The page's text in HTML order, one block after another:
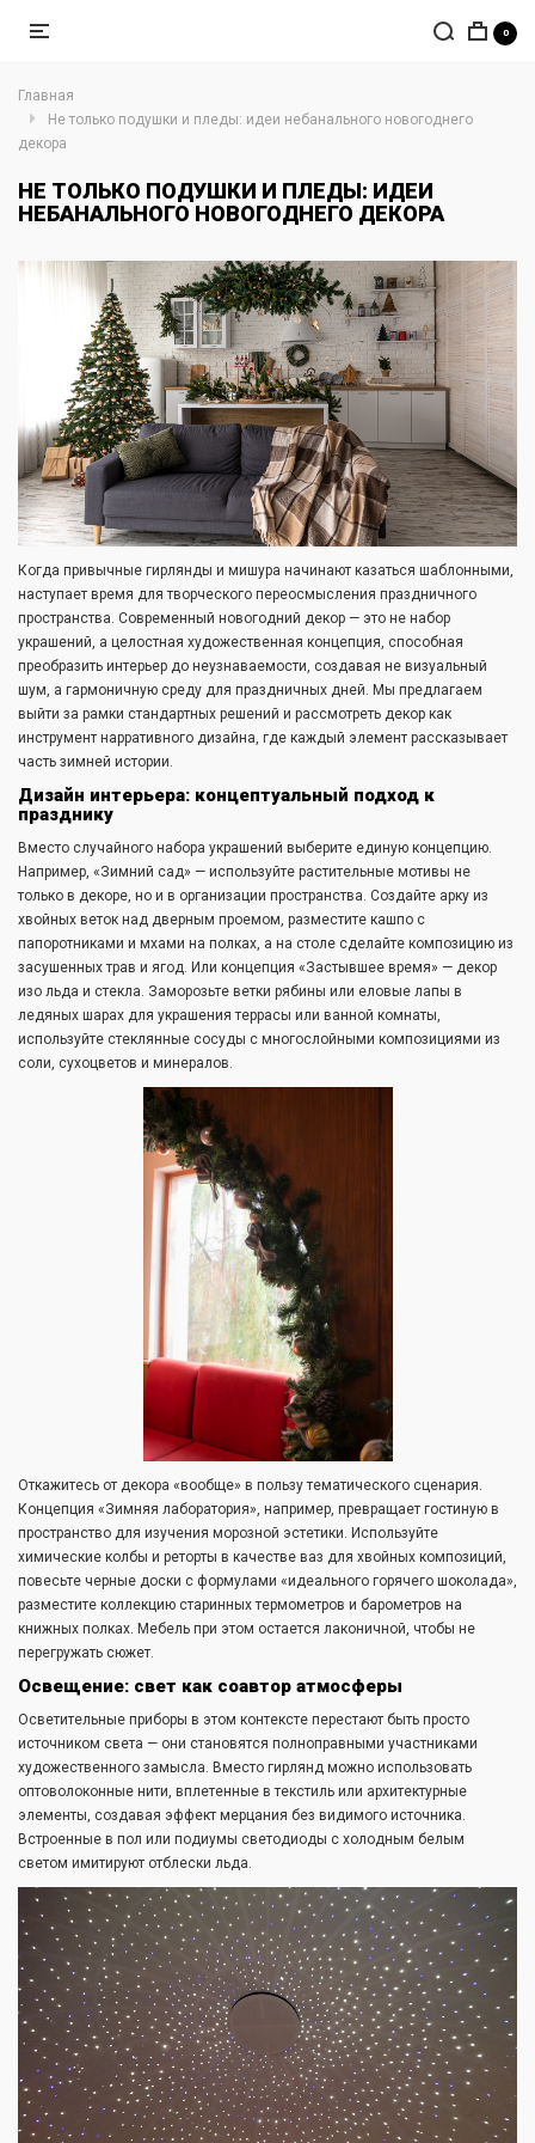
0
Главная
Не только подушки и пледы: идеи небанального новогоднего
декора
НЕ ТОЛЬКО ПОДУШКИ И ПЛЕДЫ: ИДЕИ
НЕБАНАЛЬНОГО НОВОГОДНЕГО ДЕКОРА
Когда привычные гирлянды и мишура начинают казаться шаблонными,
наступает время для творческого переосмысления праздничного
пространства. Современный новогодний декор — это не набор
украшений, а целостная художественная концепция, способная
преобразить интерьер до неузнаваемости, создавая не визуальный
шум, а гармоничную среду для праздничных дней. Мы предлагаем
выйти за рамки стандартных решений и рассмотреть декор как
инструмент нарративного дизайна, где каждый элемент рассказывает
часть зимней истории.
Дизайн интерьера: концептуальный подход к
празднику
Вместо случайного набора украшений выберите единую концепцию.
Например, «Зимний сад» — используйте растительные мотивы не
только в декоре, но и в организации пространства. Создайте арку из
хвойных веток над дверным проемом, разместите кашпо с
папоротниками и мхами на полках, а на столе сделайте композицию из
засушенных трав и ягод. Или концепция «Застывшее время» — декор
изо льда и стекла. Заморозьте ветки рябины или еловые лапы в
ледяных шарах для украшения террасы или ванной комнаты,
используйте стеклянные сосуды с многослойными композициями из
соли, сухоцветов и минералов.
Откажитесь от декора «вообще» в пользу тематического сценария.
Концепция «Зимняя лаборатория», например, превращает гостиную в
пространство для изучения морозной эстетики. Используйте
химические колбы и реторты в качестве ваз для хвойных композиций,
повесьте черные доски с формулами «идеального горячего шоколада»,
разместите коллекцию старинных термометров и барометров на
книжных полках. Мебель при этом остается лаконичной, чтобы не
перегружать сюжет.
Освещение: свет как соавтор атмосферы
Осветительные приборы в этом контексте перестают быть просто
источником света — они становятся полноправными участниками
художественного замысла. Вместо гирлянд можно использовать
оптоволоконные нити, вплетенные в текстиль или архитектурные
элементы, создавая эффект мерцания без видимого источника.
Встроенные в пол или подиумы светодиоды с холодным белым
светом имитируют отблески льда.